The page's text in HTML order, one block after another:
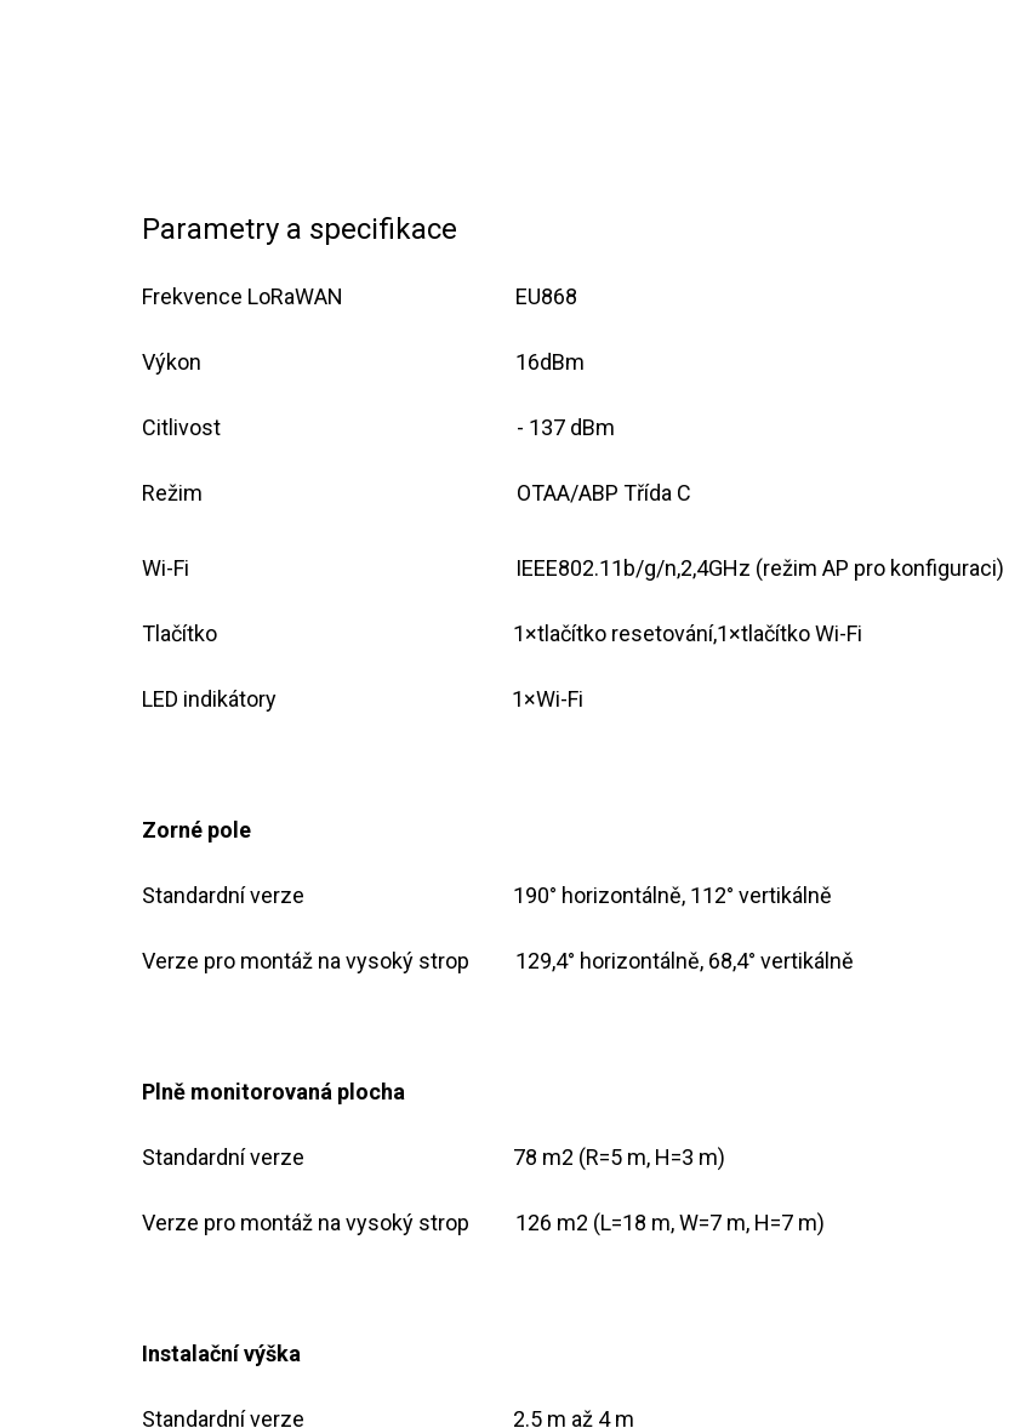
Parametry a specifikace
Frekvence LoRaWAN EU868
​Výkon ​16dBm
Citlivost ​​- 137 dBm
Režim ​​OTAA/ABP Třída C​
Wi-Fi ​​IEEE802.11b/g/n,2,4GHz (režim AP pro konfiguraci)
Tlačítko ​1×tlačítko resetování,1×tlačítko Wi-Fi
LED indikátory ​1×Wi-Fi
Zorné pole
Standardní verze ​ ​ ​ ​ ​ ​ ​​​190° horizontálně, 112° vertikálně
​Verze pro montáž na vysoký strop ​ ​129,4° horizontálně, 68,4° vertikálně
Plně monitorovaná plocha
Standardní verze ​ ​ ​ ​ ​ ​​​78 m2 (R=5 m, H=3 m)
Verze pro montáž na vysoký strop ​ ​​126 m2 (L=18 m, W=7 m, H=7 m)
Instalační výška
Standardní verze ​ ​ ​ ​ ​2.5 m až 4 m